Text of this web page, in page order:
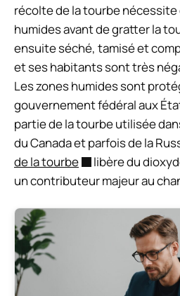
récolte de la tourbe nécessite
humides avant de gratter la
ensuite séché, tamisé et
et ses habitants sont très
Les zones humides sont
gouvernement fédéral aux
partie de la tourbe utilisée
du Canada et parfois de la
de la tourbe
libère du
un contributeur majeur au